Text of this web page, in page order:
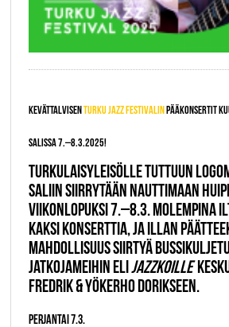
KEVÄTTALVISENTURKU JAZZ FESTIVALINPÄÄKONSERTIT
SALISSA 7.–8.3.2025!
TURKULAISYLEISÖLLE TUTTUUN
SALIIN SIIRRYTÄÄN NAUTTIMAAN
VIIKONLOPUKSI 7.–8.3. MOLEMPINA
KAKSI KONSERTTIA, JA ILLAN
MAHDOLLISUUS SIIRTYÄ
JATKOJAMEIHIN ELIJAZZKOILLE
FREDRIK & YÖKERHO DORIKSEEN.
PERJANTAI 7.3.